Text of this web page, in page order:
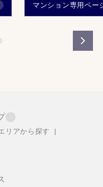
マンション専用ペー
リアから探す